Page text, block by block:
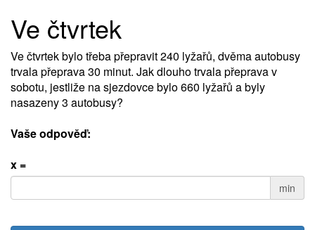
Ve čtvrtek
Ve čtvrtek bylo třeba přepravit 240 lyžařů, dvěma autobusy
trvala přeprava 30 minut. Jak dlouho trvala přeprava v
sobotu, jestliže na sjezdovce bylo 660 lyžařů a byly
nasazeny 3 autobusy?
Vaše odpověď:
x =
min